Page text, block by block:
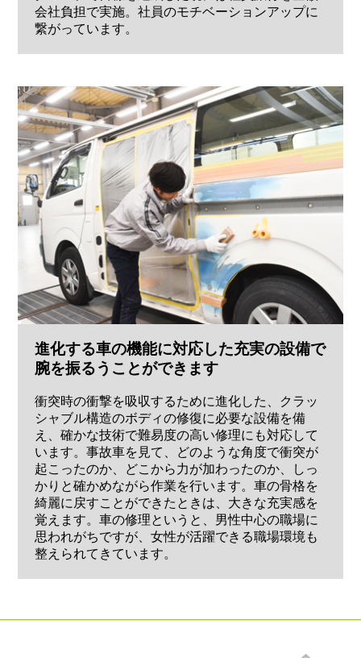
会社負担で実施。社員のモチベーションアップに
繋がっています。
進化する車の機能に対応した充実の設備で
腕を振るうことができます
衝突時の衝撃を吸収するために進化した、クラッ
シャブル構造のボディの修復に必要な設備を備
え、確かな技術で難易度の高い修理にも対応して
います。事故車を見て、どのような角度で衝突が
起こったのか、どこから力が加わったのか、しっ
かりと確かめながら作業を行います。車の骨格を
綺麗に戻すことができたときは、大きな充実感を
覚えます。車の修理というと、男性中心の職場に
思われがちですが、女性が活躍できる職場環境も
整えられてきています。